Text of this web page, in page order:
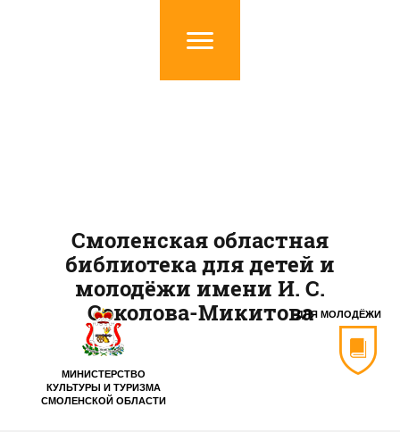
МИНИСТЕРСТВО
КУЛЬТУРЫ И ТУРИЗМА
СМОЛЕНСКОЙ ОБЛАСТИ
ДЛЯ МОЛОДЁЖИ
Смоленская областная
библиотека для детей и
молодёжи имени И. С.
Соколова-Микитова